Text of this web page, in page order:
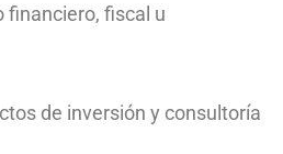
financiero, fiscal u
de inversión y consultoría